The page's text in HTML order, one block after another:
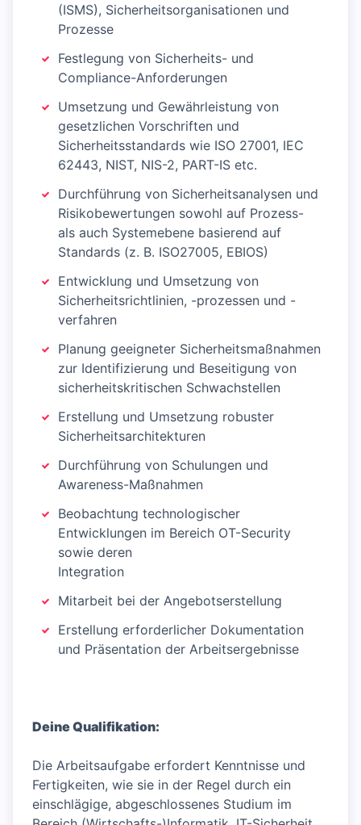
(ISMS), Sicherheitsorganisationen und
Prozesse
Festlegung von Sicherheits- und
Compliance-Anforderungen
Umsetzung und Gewährleistung von
gesetzlichen Vorschriften und
Sicherheitsstandards wie ISO 27001, IEC
62443, NIST, NIS-2, PART-IS etc.
Durchführung von Sicherheitsanalysen und
Risikobewertungen sowohl auf Prozess-
als auch Systemebene basierend auf
Standards (z. B. ISO27005, EBIOS)
Entwicklung und Umsetzung von
Sicherheitsrichtlinien, -prozessen und -
verfahren
Planung geeigneter Sicherheitsmaßnahmen
zur Identifizierung und Beseitigung von
sicherheitskritischen Schwachstellen
Erstellung und Umsetzung robuster
Sicherheitsarchitekturen
Durchführung von Schulungen und
Awareness-Maßnahmen
Beobachtung technologischer
Entwicklungen im Bereich OT-Security
sowie deren
Integration
Mitarbeit bei der Angebotserstellung
Erstellung erforderlicher Dokumentation
und Präsentation der Arbeitsergebnisse
Deine Qualifikation:
Die Arbeitsaufgabe erfordert Kenntnisse und
Fertigkeiten, wie sie in der Regel durch ein
einschlägige, abgeschlossenes Studium im